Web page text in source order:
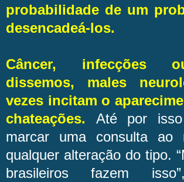
probabilidade de um
desencadeá-los.
Câncer, infecções
dissemos, males
vezes incitam o
chateações. Até por
marcar uma consulta ao
qualquer alteração do tipo.
brasileiros fazem